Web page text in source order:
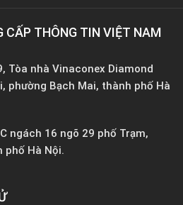
CẤP THÔNG TIN VIỆT NAM
Tòa nhà Vinaconex Diamond
phường Bạch Mai, thành phố Hà
ngách 16 ngõ 29 phố Trạm,
phố Hà Nội.